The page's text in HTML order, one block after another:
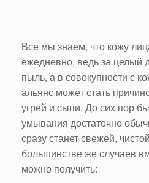
Все мы знаем, что кожу
ежедневно, ведь за целый
пыль, а в совокупности с
альянс может стать
угрей и сыпи. До сих пор
умывания достаточно
сразу станет свежей,
большинстве же случаев
можно получить: